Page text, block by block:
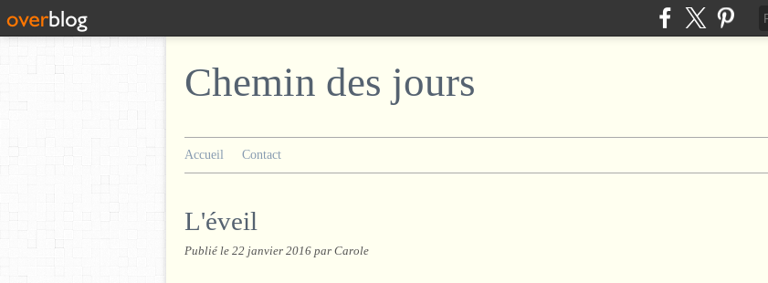
Chemin des jours
Accueil Contact
L'éveil
Publié le 22 janvier 2016 par Carole